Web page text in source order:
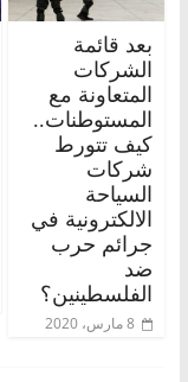
بعد قائمة
الشركات
المتعاونة مع
المستوطنات..
كيف تتورط
شركات
السياحة
الالكترونية في
جرائم حرب
ضد
الفلسطينين؟
8 مارس، 2020